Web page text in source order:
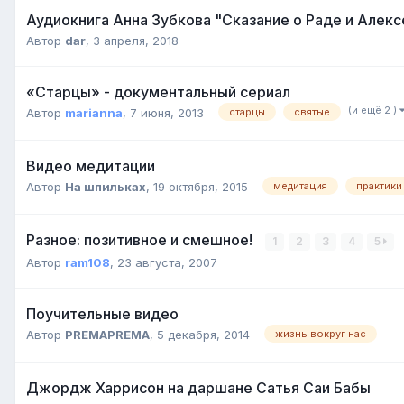
Аудиокнига Анна Зубкова "Сказание о Раде и
Автор dar, 3 апреля, 2018
«Старцы» - документальный сериал
Автор marianna, 7 июня, 2013 старцы святые (и ещё 2 )
Видео медитации
Автор На шпильках, 19 октября, 2015 медитация практики
Разное: позитивное и смешное! 1 2 3 4 5
Автор ram108, 23 августа, 2007
Поучительные видео
Автор PREMAPREMA, 5 декабря, 2014 жизнь вокруг нас
Джордж Харрисон на даршане Сатья Саи Бабы